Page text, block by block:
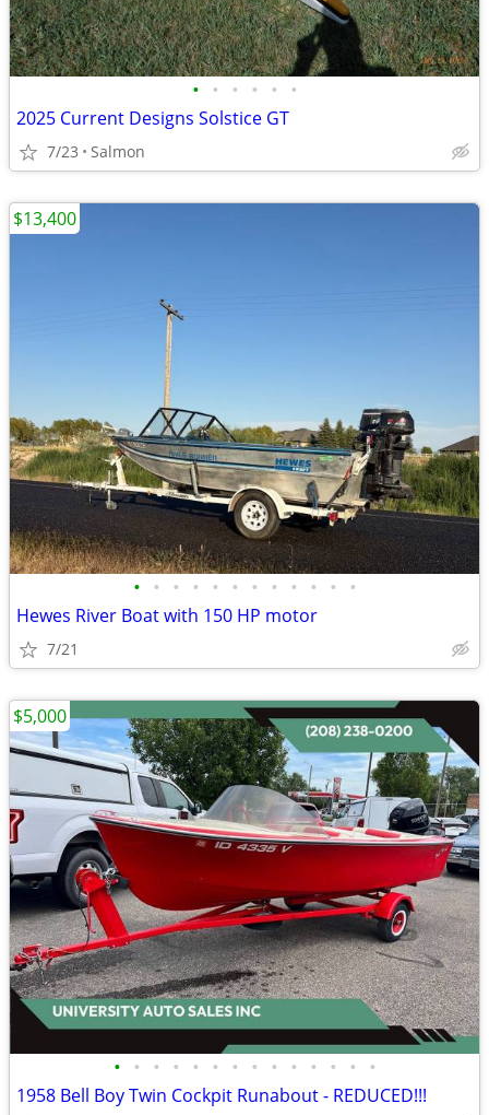
• • • • • •
2025 Current Designs Solstice GT
7/23 Salmon
• • • • • • • • • • • •
Hewes River Boat with 150 HP motor
7/21
$13,400
• • • • • • • • • • • • • •
1958 Bell Boy Twin Cockpit Runabout - REDUCED!!!
$5,000